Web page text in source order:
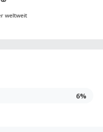
weltweit
6%